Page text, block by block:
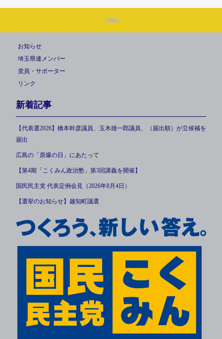
お知らせ
埼玉県連メンバー
党員・サポーター
リンク
新着記事
【代表選2026】橋本幹彦議員、玉木雄一郎議員、（届出順）が立候補を
届出
広島の「原爆の日」にあたって
【第4期「こくみん政治塾」第3回講義を開催】
国民民主党 代表定例会見（2026年8月4日）
【選挙のお知らせ】越知町議選